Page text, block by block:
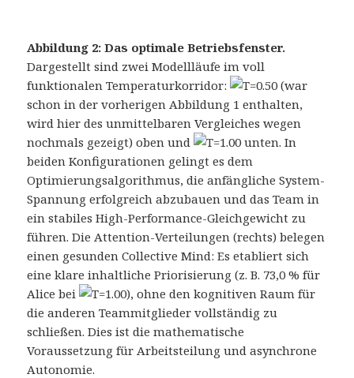
Abbildung 2: Das optimale Betriebsfenster.
Dargestellt sind zwei Modellläufe im voll
funktionalen Temperaturkorridor:
(war
schon in der vorherigen Abbildung 1 enthalten,
wird hier des unmittelbaren Vergleiches wegen
nochmals gezeigt) oben und
unten. In
beiden Konfigurationen gelingt es dem
Optimierungsalgorithmus, die anfängliche System-
Spannung erfolgreich abzubauen und das Team in
ein stabiles High-Performance-Gleichgewicht zu
führen. Die Attention-Verteilungen (rechts) belegen
einen gesunden Collective Mind: Es etabliert sich
eine klare inhaltliche Priorisierung (z. B. 73,0 % für
Alice bei
), ohne den kognitiven Raum für
die anderen Teammitglieder vollständig zu
schließen. Dies ist die mathematische
Voraussetzung für Arbeitsteilung und asynchrone
Autonomie.